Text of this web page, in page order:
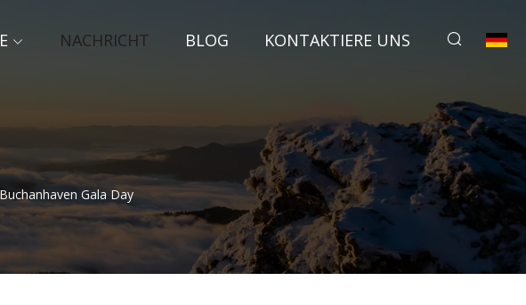
NACHRICHT BLOG KONTAKTIERE UNS
Gala Day